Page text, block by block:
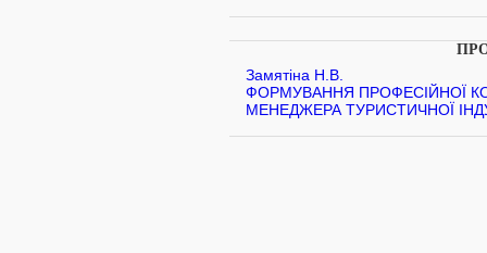
Замятіна Н.В.
ФОРМУВАННЯ ПРОФЕСІЙНОЇ
МЕНЕДЖЕРА ТУРИСТИЧНОЇ